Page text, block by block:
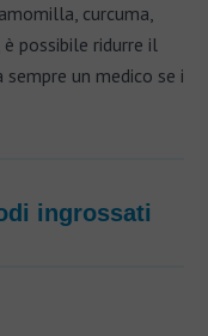
curcuma,
possibile ridurre il
un medico se i
ingrossati